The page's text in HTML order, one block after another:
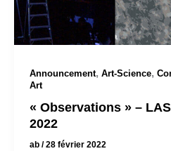
Announcement, Art-Science,
Art
« Observations » –
2022
ab /28 février 2022